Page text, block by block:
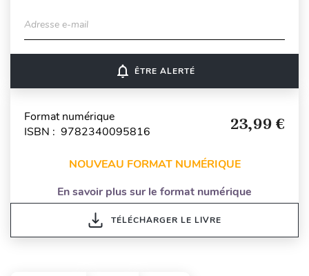
Adresse e-mail
notifications_none ÊTRE ALERTÉ
Format numérique
ISBN : 9782340095816
23,99 €
NOUVEAU FORMAT NUMÉRIQUE
En savoir plus sur le format numérique
TÉLÉCHARGER LE LIVRE